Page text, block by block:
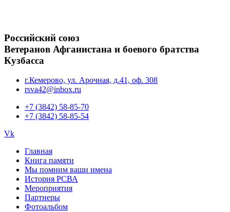
Российский союз
Ветеранов Афганистана и боевого братства
Кузбасса
г.Кемерово, ул. Арочная, д.41, оф. 308
rsva42@inbox.ru
+7 (3842) 58-85-70
+7 (3842) 58-85-54
Vk
Главная
Книга памяти
Мы помним ваши имена
История РСВА
Мероприятия
Партнеры
Фотоальбом